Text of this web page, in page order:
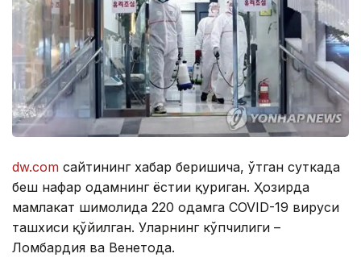
dw.com сайтининг хабар беришича, ўтган суткада
беш нафар одамнинг ёстиғи қуриган. Ҳозирда
мамлакат шимолида 220 одамга COVID-19 вируси
ташхиси қўйилган. Уларнинг кўпчилиги –
Ломбардия ва Венетода.